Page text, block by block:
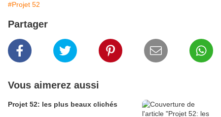
#Projet 52
Partager
Vous aimerez aussi
Projet 52: les plus beaux clichés